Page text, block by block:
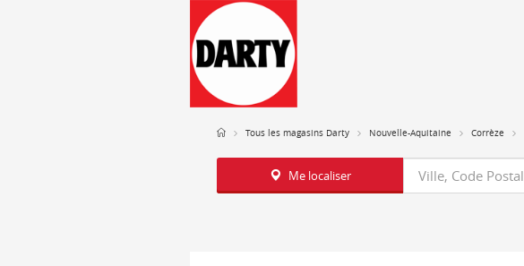
Tous les magasins Darty Nouvelle-Aquitaine Corrèze
Me localiser Requête